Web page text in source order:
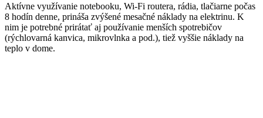
Aktívne využívanie notebooku, Wi-Fi routera, rádia, tlačiarne počas
8 hodín denne, prináša zvýšené mesačné náklady na elektrinu. K
nim je potrebné prirátať aj používanie menších spotrebičov
(rýchlovarná kanvica, mikrovlnka a pod.), tiež vyššie náklady na
teplo v dome.